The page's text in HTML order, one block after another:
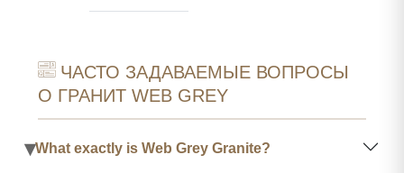
ЧАСТО ЗАДАВАЕМЫЕ ВОПРОСЫ
О ГРАНИТ WEB GREY
▾What exactly is Web Grey Granite?